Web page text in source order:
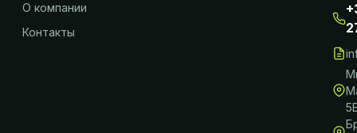
О компании
Контакты